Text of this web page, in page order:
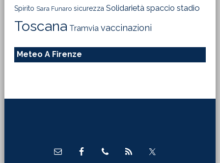
Spirito Sara Funaro sicurezza Solidarietà spaccio stadio
Toscana Tramvia vaccinazioni
Meteo A Firenze